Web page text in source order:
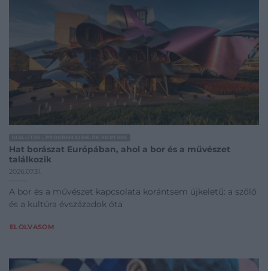
Hat borászat Európában, ahol a bor és a művészet
találkozik
2026.07.31.
A bor és a művészet kapcsolata korántsem újkeletű: a szőlő
és a kultúra évszázadok óta
ELOLVASOM